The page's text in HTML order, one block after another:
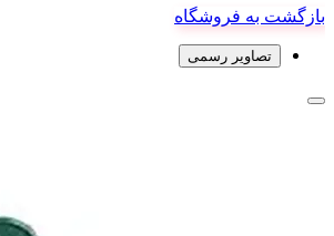
بازگشت به فروشگاه
تصاویر رسمی